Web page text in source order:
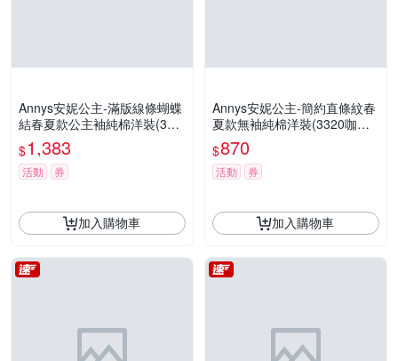
Annys安妮公主-滿版線條蝴蝶
結春夏款公主袖純棉洋裝(314
2水藍色)
$1,383
活動 券
加入購物車
Annys安妮公主-簡約直條紋春
夏款無袖純棉洋裝(3320咖啡
色)
$870
活動 券
加入購物車